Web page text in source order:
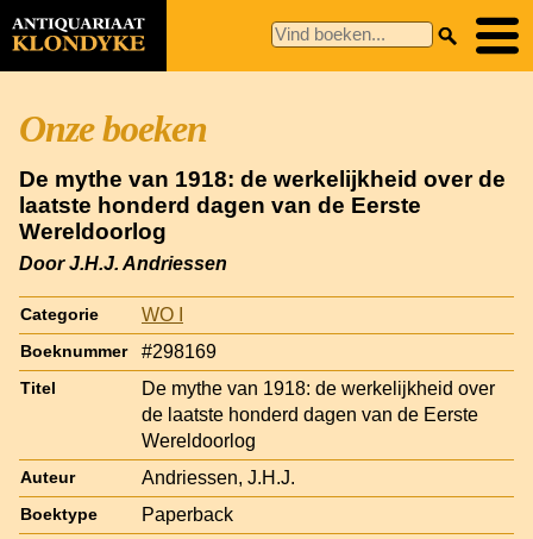
Onze boeken
De mythe van 1918: de werkelijkheid over de
laatste honderd dagen van de Eerste
Wereldoorlog
Door J.H.J. Andriessen
Categorie WO I
Boeknummer #298169
Titel
De mythe van 1918: de werkelijkheid over
de laatste honderd dagen van de Eerste
Wereldoorlog
Auteur Andriessen, J.H.J.
Boektype Paperback